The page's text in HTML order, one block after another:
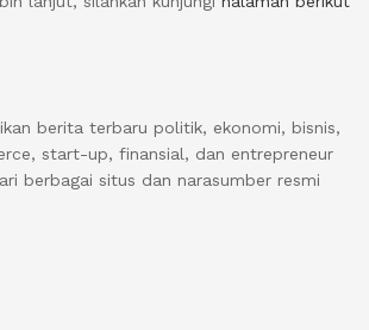
berita terbaru politik, ekonomi, bisnis,
start-up, finansial, dan entrepreneur
berbagai situs dan narasumber resmi